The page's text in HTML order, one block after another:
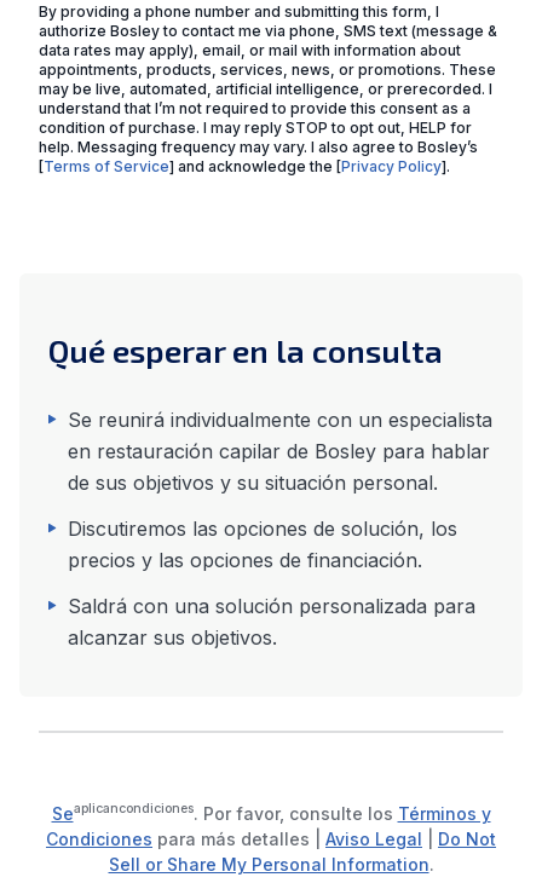
By providing a phone number and submitting this form, I
authorize Bosley to contact me via phone, SMS text (message &
data rates may apply), email, or mail with information about
appointments, products, services, news, or promotions. These
may be live, automated, artificial intelligence, or prerecorded. I
understand that I’m not required to provide this consent as a
condition of purchase. I may reply STOP to opt out, HELP for
help. Messaging frequency may vary. I also agree to Bosley’s
[Terms of Service] and acknowledge the [Privacy Policy].
Qué esperar en la consulta
Se reunirá individualmente con un especialista
en restauración capilar de Bosley para hablar
de sus objetivos y su situación personal.
Discutiremos las opciones de solución, los
precios y las opciones de financiación.
Saldrá con una solución personalizada para
alcanzar sus objetivos.
Seaplicancondiciones. Por favor, consulte los Términos y
Condiciones para más detalles | Aviso Legal
Do Not
Sell or Share My Personal Information.